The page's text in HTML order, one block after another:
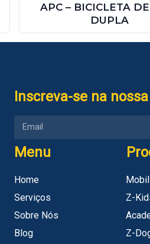
APC – BICICLETA
DUPLA
Inscreva-se na
Menu
Home
Serviços
Sobre Nós
Blog
Z-
Z-